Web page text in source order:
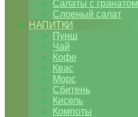
Салаты с гранатом
Слоеный салат
НАПИТКИ
Пунш
Чай
Кофе
Квас
Морс
Сбитень
Кисель
Компоты